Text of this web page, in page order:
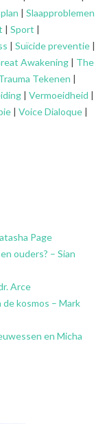
| Slaapproblemen
| Sport |
| Suïcide preventie |
Awakening | The
Tekenen |
| Vermoeidheid |
| Voice Dialoque |
Page
ouders? – Sian
Arce
kosmos – Mark
en Micha